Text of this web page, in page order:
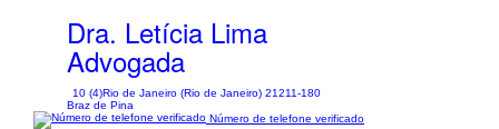
Dra. Letícia Lima
Advogada
10 (4)Rio de Janeiro (Rio de Janeiro) 21211-180
Braz de Pina
Número de telefone verificado